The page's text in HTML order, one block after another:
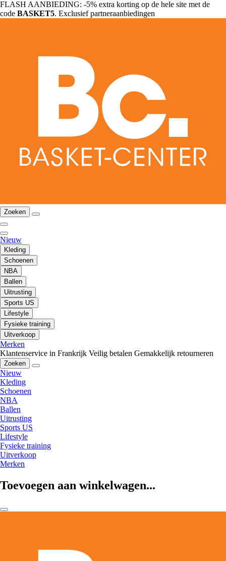
FLASH AANBIEDING: -5% extra korting op de hele site met de
code BASKET5. Exclusief partneraanbiedingen
Zoeken
Nieuw
Kleding
Schoenen
NBA
Ballen
Uitrusting
Sports US
Lifestyle
Fysieke training
Uitverkoop
Merken
Klantenservice in Frankrijk Veilig betalen Gemakkelijk retourneren
Zoeken
Nieuw
Kleding
Schoenen
NBA
Ballen
Uitrusting
Sports US
Lifestyle
Fysieke training
Uitverkoop
Merken
Toevoegen aan winkelwagen...